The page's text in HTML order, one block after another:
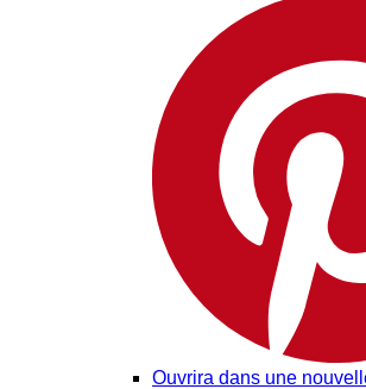
Ouvrira dans une